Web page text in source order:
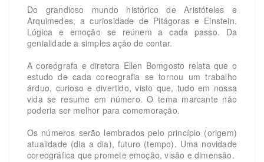
Do grandioso mundo histórico de Aristóteles e
Arquimedes, a curiosidade de Pitágoras e Einstein.
Lógica e emoção se reúnem a cada passo. Da
genialidade a simples ação de contar.
A coreógrafa e diretora Ellen Bomgosto relata que o
estudo de cada coreografia se tornou um trabalho
árduo, curioso e divertido, visto que, tudo em nossa
vida se resume em número. O tema marcante não
poderia ser melhor para comemoração.
Os números serão lembrados pelo princípio (origem)
atualidade (dia a dia), futuro (tempo). Uma novidade
coreográfica que promete emoção, visão e dimensão.